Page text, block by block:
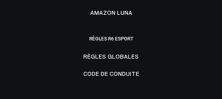
AMAZON LUNA
RÈGLES R6 ESPORT
RÈGLES GLOBALES
CODE DE CONDUITE